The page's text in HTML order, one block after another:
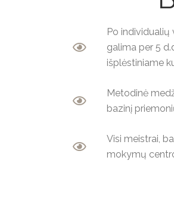
Po
galima per 5
išplėstiniame
Metodinė
bazinį
Visi meistrai,
mokymų